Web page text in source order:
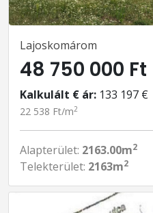
Lajoskomárom
48 750 000 Ft
Kalkulált € ár: 133 197 €
22 538 Ft/m2
Alapterület: 2163.00m2
Telekterület: 2163m2